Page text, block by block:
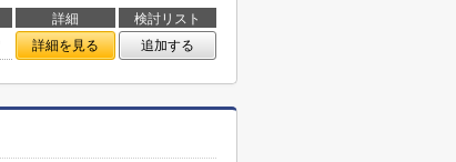
詳細
検討リスト
詳細を見る 追加する